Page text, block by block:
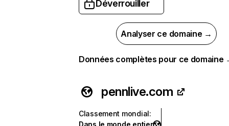
Déverrouiller
Analyser ce domaine →
Données complètes pour ce domaine
pennlive.com
Classement mondial:
Dans le monde entier